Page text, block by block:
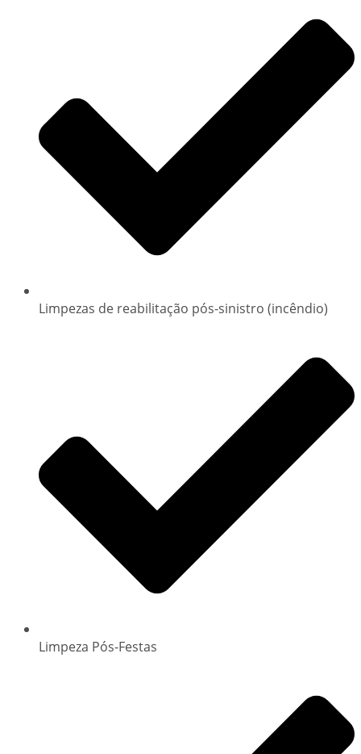
Limpezas de reabilitação pós-sinistro (incêndio)
Limpeza Pós-Festas